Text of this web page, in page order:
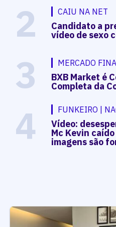
2 CAIU NA NET
Candidato a
vídeo de sexo
3 MERCADO
BXB Market é
Completa da
4 FUNKEIRO |
Vídeo:
Mc Kevin
imagens são